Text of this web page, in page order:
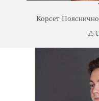
Корсет
25 €